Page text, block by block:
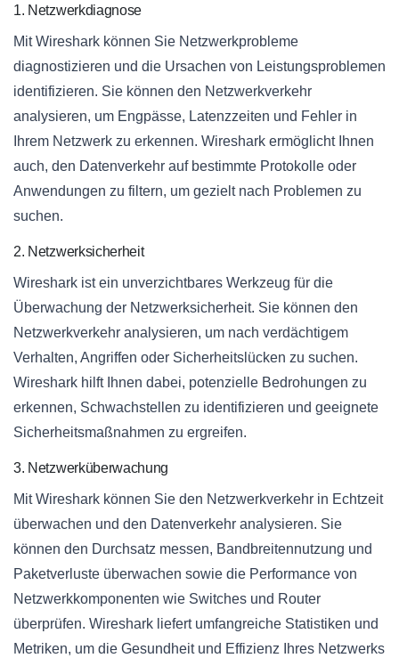
1. Netzwerkdiagnose
Mit Wireshark können Sie Netzwerkprobleme
diagnostizieren und die Ursachen von Leistungsproblemen
identifizieren. Sie können den Netzwerkverkehr
analysieren, um Engpässe, Latenzzeiten und Fehler in
Ihrem Netzwerk zu erkennen. Wireshark ermöglicht Ihnen
auch, den Datenverkehr auf bestimmte Protokolle oder
Anwendungen zu filtern, um gezielt nach Problemen zu
suchen.
2. Netzwerksicherheit
Wireshark ist ein unverzichtbares Werkzeug für die
Überwachung der Netzwerksicherheit. Sie können den
Netzwerkverkehr analysieren, um nach verdächtigem
Verhalten, Angriffen oder Sicherheitslücken zu suchen.
Wireshark hilft Ihnen dabei, potenzielle Bedrohungen zu
erkennen, Schwachstellen zu identifizieren und geeignete
Sicherheitsmaßnahmen zu ergreifen.
3. Netzwerküberwachung
Mit Wireshark können Sie den Netzwerkverkehr in Echtzeit
überwachen und den Datenverkehr analysieren. Sie
können den Durchsatz messen, Bandbreitennutzung und
Paketverluste überwachen sowie die Performance von
Netzwerkkomponenten wie Switches und Router
überprüfen. Wireshark liefert umfangreiche Statistiken und
Metriken, um die Gesundheit und Effizienz Ihres Netzwerks